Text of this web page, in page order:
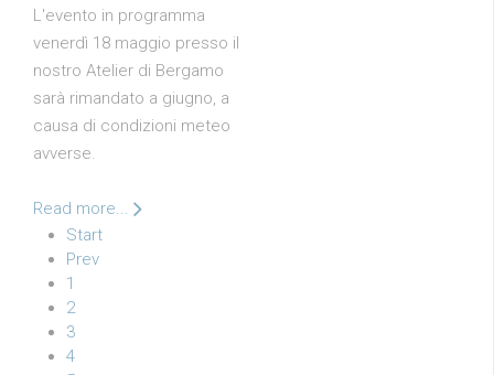
L'evento in programma
venerdì 18 maggio presso il
nostro Atelier di Bergamo
sarà rimandato a giugno, a
causa di condizioni meteo
avverse.
Read more...
Start
Prev
1
2
3
4